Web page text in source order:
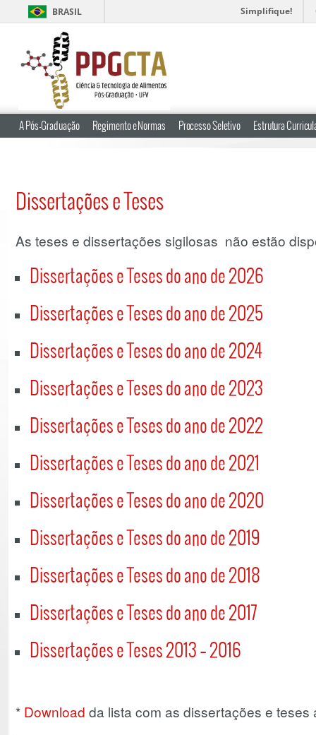
BRASIL Simplifique!
A Pós-Graduação Regimento e Normas Processo Seletivo Estrutura
Dissertações e Teses
As teses e dissertações sigilosas não estão
Dissertações e Teses do ano de 2026
Dissertações e Teses do ano de 2025
Dissertações e Teses do ano de 2024
Dissertações e Teses do ano de 2023
Dissertações e Teses do ano de 2022
Dissertações e Teses do ano de 2021
Dissertações e Teses do ano de 2020
Dissertações e Teses do ano de 2019
Dissertações e Teses do ano de 2018
Dissertações e Teses do ano de 2017
Dissertações e Teses 2013 – 2016
* Download da lista com as dissertações e teses